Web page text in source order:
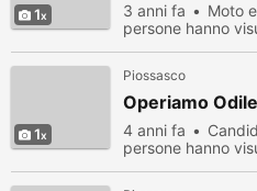
1 3 anni fa Moto
persone hanno
1
Piossasco
Operiamo Odile
4 anni fa
persone hanno